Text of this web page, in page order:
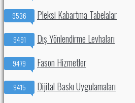
9536 Pleksi Kabartma Tabelalar
9491 Dış Yönlendirme Levhaları
9479 Fason Hizmetler
9415 Dijital Baskı Uygulamaları